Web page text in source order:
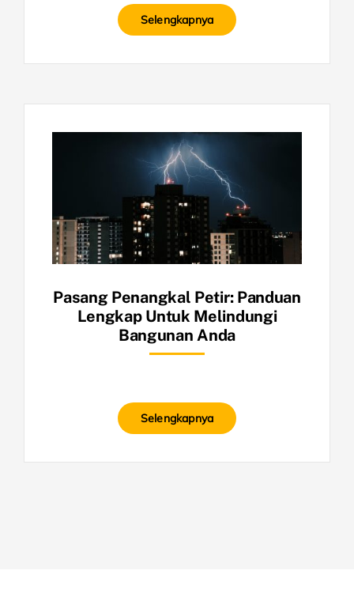
Selengkapnya
Pasang Penangkal Petir: Panduan
Lengkap Untuk Melindungi
Bangunan Anda
Selengkapnya